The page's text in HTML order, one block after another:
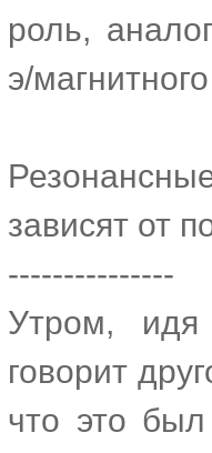
роль,
э/
зависят от
---------------
Утром,
говорит
что это